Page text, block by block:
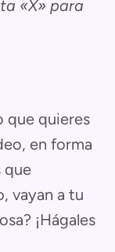
«X» para
que quieres
en forma
que
vayan a tu
¡Hágales